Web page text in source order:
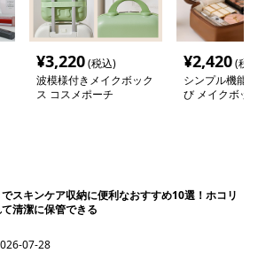
¥3,220(税込)
波模様付きメイクボック
ス コスメポーチ
¥2,420(税
シンプル機能
び メイクボッ
スキンケア収納に便利なおすすめ10選！ホコリ
清潔に保管できる
07-28